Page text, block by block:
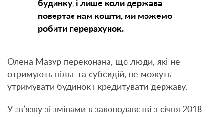
будинку, і лише коли держава
повертає нам кошти, ми можемо
робити перерахунок.
Олена Мазур переконана, що люди, які не
отримують пільг та субсидій, не можуть
утримувати будинок і кредитувати державу.
У зв’язку зі змінами в законодавстві з січня 2018